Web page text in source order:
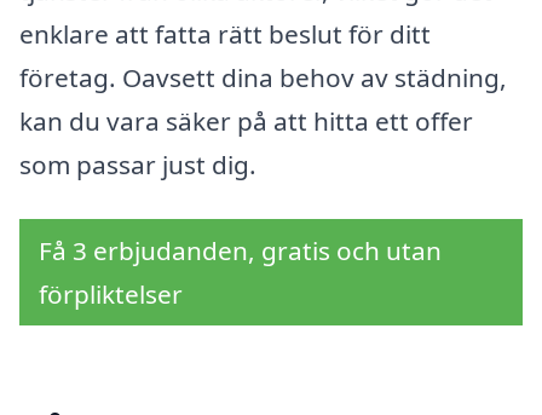
enklare att fatta rätt beslut för ditt
företag. Oavsett dina behov av städning,
kan du vara säker på att hitta ett offer
som passar just dig.
Få 3 erbjudanden, gratis och utan
förpliktelser